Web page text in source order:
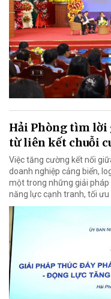
Hải Phòng tìm
từ liên kết chuỗi
Việc tăng cường kết nối
doanh nghiệp cảng biển,
một trong những giải pháp
năng lực cạnh tranh, tối ưu